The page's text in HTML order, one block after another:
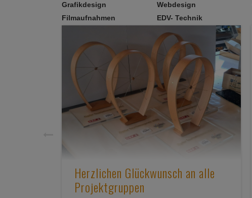
Grafikdesign Webdesign
Filmaufnahmen
EDV- Technik
Herzlichen Glückwunsch an alle
Projektgruppen